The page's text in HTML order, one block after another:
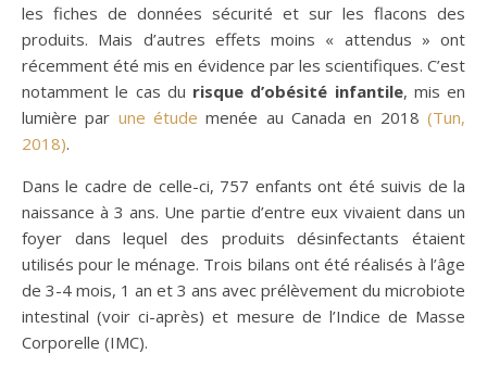
les fiches de données sécurité et sur les flacons des
produits. Mais d’autres effets moins « attendus » ont
récemment été mis en évidence par les scientifiques. C’est
notamment le cas du risque d’obésité infantile, mis en
lumière par une étude menée au Canada en 2018(Tun,
2018).
Dans le cadre de celle-ci, 757 enfants ont été suivis de la
naissance à 3 ans. Une partie d’entre eux vivaient dans un
foyer dans lequel des produits désinfectants étaient
utilisés pour le ménage. Trois bilans ont été réalisés à l’âge
de 3-4 mois, 1 an et 3 ans avec prélèvement du microbiote
intestinal (voir ci-après) et mesure de l’Indice de Masse
Corporelle (IMC).